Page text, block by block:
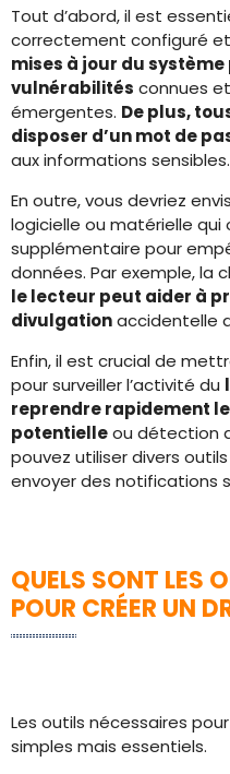
Tout d’abord, il est
correctement configuré
mises à jour du
vulnérabilités connues
émergentes. De plus,
disposer d’un mot de
aux informations sensibles.
En outre, vous devriez
logicielle ou matérielle
supplémentaire pour
données. Par exemple, la
le lecteur peut aider à
divulgationaccidentelle
Enfin, il est crucial de
pour surveiller l’activité du
reprendre rapidement
potentielleou détection
pouvez utiliser divers
envoyer des notifications
QUELS SONT LES
POUR CRÉER UN
Les outils nécessaires
simples mais essentiels.